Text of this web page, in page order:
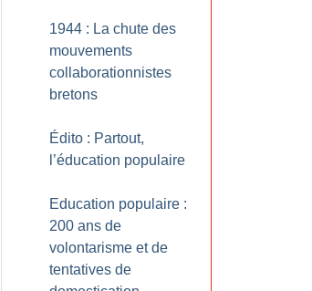
1944 : La chute des
mouvements
collaborationnistes
bretons
Édito : Partout,
l’éducation populaire
Education populaire :
200 ans de
volontarisme et de
tentatives de